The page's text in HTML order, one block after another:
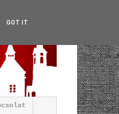
GOT IT